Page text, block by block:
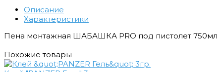
Описание
Характеристики
Пена монтажная ШАБАШКА PRO под пистолет 750мл
Похожие товары